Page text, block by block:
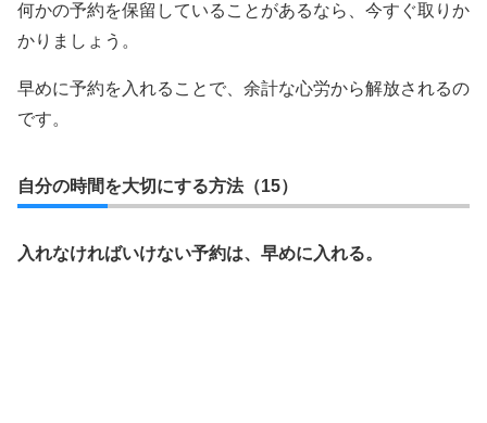
何かの予約を保留していることがあるなら、今すぐ取りか
かりましょう。
早めに予約を入れることで、余計な心労から解放されるの
です。
自分の時間を大切にする方法（15）
入れなければいけない予約は、早めに入れる。